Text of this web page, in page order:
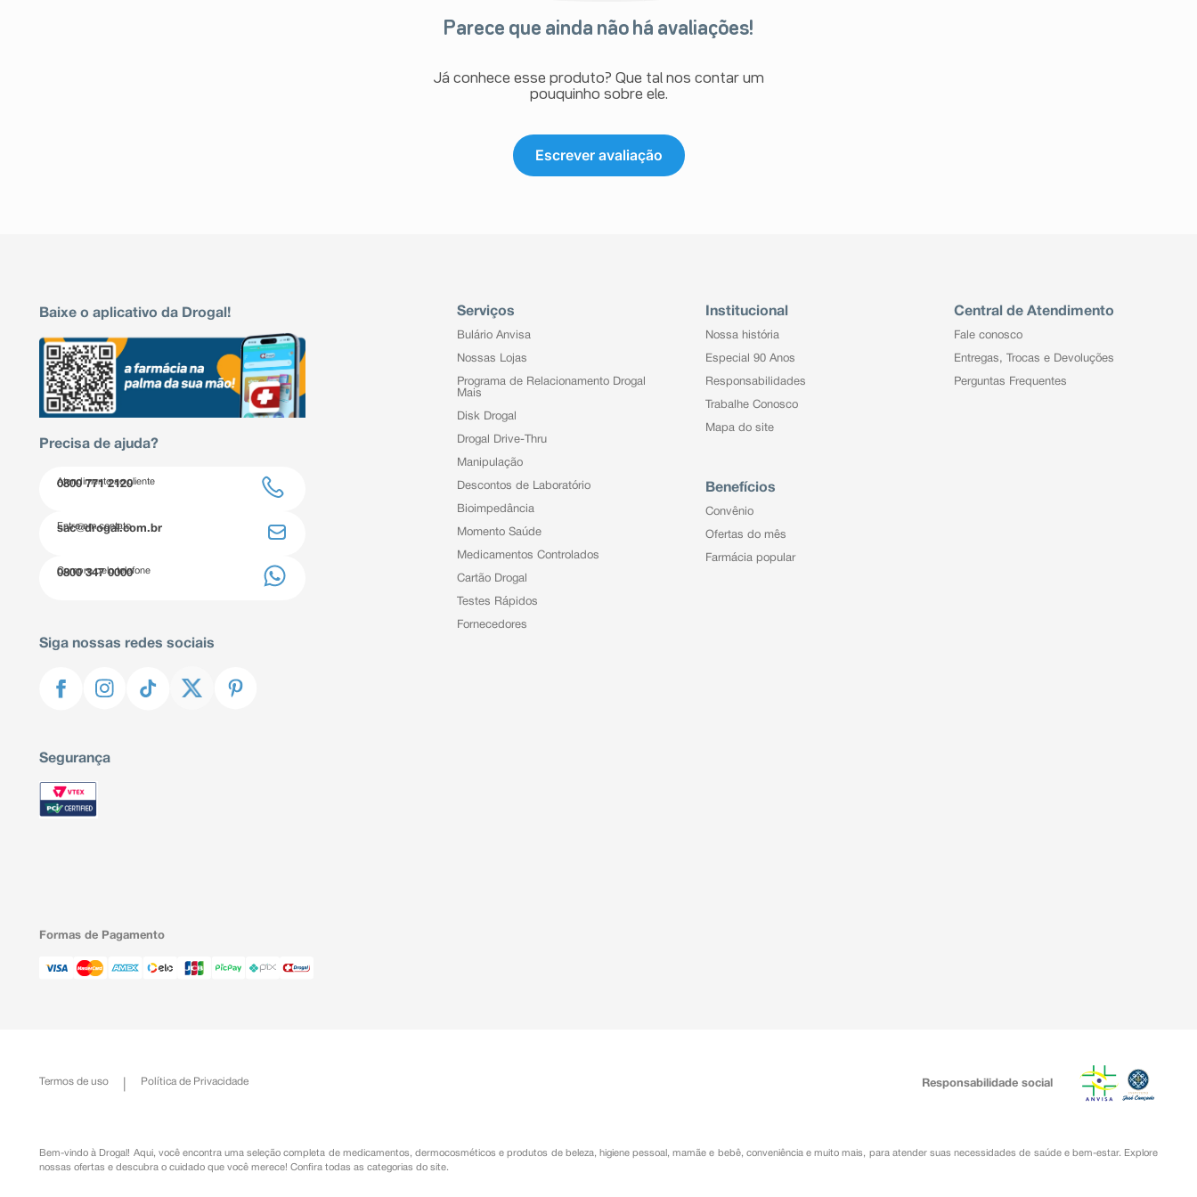
Parece que ainda não há avaliações!
Já conhece esse produto? Que tal nos contar um
pouquinho sobre ele.
Escrever avaliação
Baixe o aplicativo da Drogal!
Precisa de ajuda?
Atendimento ao cliente
0800 771 2120
Entre em contato
sac@drogal.com.br
Compre pelo telefone
0800 347 0000
Siga nossas redes sociais
Segurança
Serviços
Bulário Anvisa
Nossas Lojas
Programa de Relacionamento Drogal
Mais
Disk Drogal
Drogal Drive-Thru
Manipulação
Descontos de Laboratório
Bioimpedância
Momento Saúde
Medicamentos Controlados
Cartão Drogal
Testes Rápidos
Fornecedores
Institucional
Nossa história
Especial 90 Anos
Responsabilidades
Trabalhe Conosco
Mapa do site
Benefícios
Convênio
Ofertas do mês
Farmácia popular
Central de Atendimento
Fale conosco
Entregas, Trocas e Devoluções
Perguntas Frequentes
Formas de Pagamento
Termos de uso Política de Privacidade Responsabilidade social
Bem-vindo à Drogal! Aqui, você encontra uma seleção completa de medicamentos ,dermocosméticos e produtos de beleza, higiene pessoal ,mamãe e bebê, conveniênciae muito mais, para atender suas necessidades de saúde e bem-estar. Explore
nossas ofertas e descubra o cuidado que você merece! Confira todas as categorias do site.